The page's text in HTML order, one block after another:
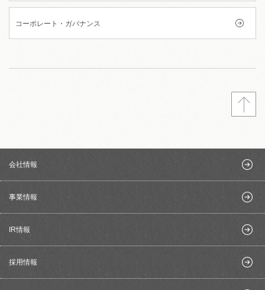
コーポレート・ガバナンス
会社情報
事業情報
IR情報
採用情報